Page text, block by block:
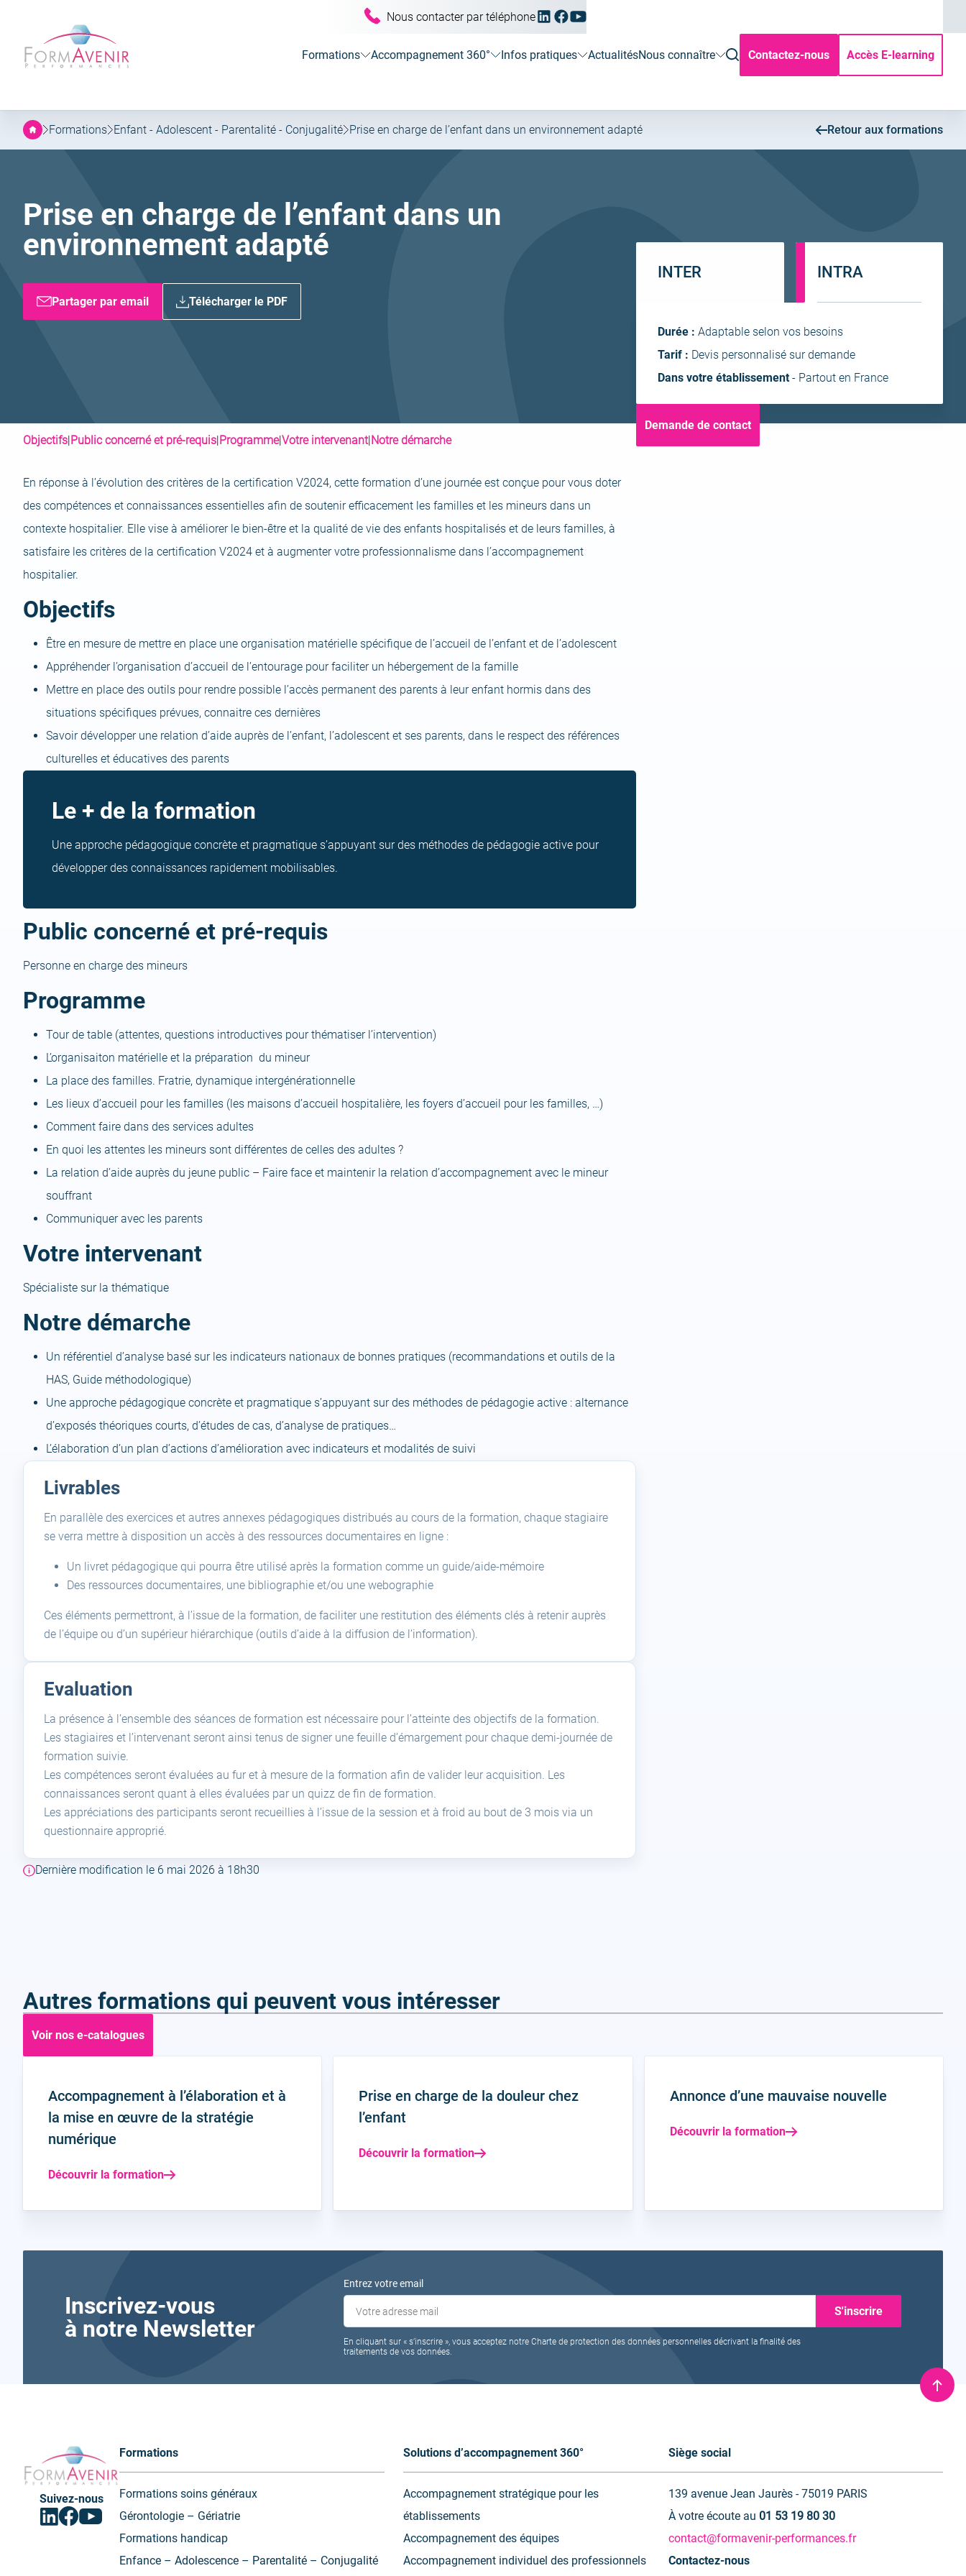
menu
principal
contenu
Formavenir
Performances
Nous contacter par téléphone
Linkedin
(ouvrir
vers
nouvel
Facebook
(ouvrir
vers
nouvel
Youtube
un
nouvel
Formations Accompagnement 360° Infos pratiques ActualitésNous connaître
ouvrirContactez-nous Accès E-learning
Formations Enfant - Adolescent - Parentalité - Conjugalité Prise en charge de l’enfant dans un environnement adapté Retour aux formations
Prise en charge de l’enfant dans un
environnement adapté
Partager par email Télécharger le PDF
Objectifs|Public concerné et pré-requis|Programme|Votre intervenant|Notre démarche
En réponse à l’évolution des critères de la certification V2024, cette formation d’une journée est conçue pour vous doter
des compétences et connaissances essentielles afin de soutenir efficacement les familles et les mineurs dans un
contexte hospitalier. Elle vise à améliorer le bien-être et la qualité de vie des enfants hospitalisés et de leurs familles, à
satisfaire les critères de la certification V2024 et à augmenter votre professionnalisme dans l’accompagnement
hospitalier.
Objectifs
Être en mesure de mettre en place une organisation matérielle spécifique de l’accueil de l’enfant et de l’adolescent
Appréhender l’organisation d’accueil de l’entourage pour faciliter un hébergement de la famille
Mettre en place des outils pour rendre possible l’accès permanent des parents à leur enfant hormis dans des
situations spécifiques prévues, connaitre ces dernières
Savoir développer une relation d’aide auprès de l’enfant, l’adolescent et ses parents, dans le respect des références
culturelles et éducatives des parents
Le + de la formation
Une approche pédagogique concrète et pragmatique s’appuyant sur des méthodes de pédagogie active pour
développer des connaissances rapidement mobilisables.
Public concerné et pré-requis
Personne en charge des mineurs
Programme
Tour de table (attentes, questions introductives pour thématiser l’intervention)
L’organisaiton matérielle et la préparation du mineur
La place des familles. Fratrie, dynamique intergénérationnelle
Les lieux d’accueil pour les familles (les maisons d’accueil hospitalière, les foyers d’accueil pour les familles, …)
Comment faire dans des services adultes
En quoi les attentes les mineurs sont différentes de celles des adultes ?
La relation d’aide auprès du jeune public – Faire face et maintenir la relation d’accompagnement avec le mineur
souffrant
Communiquer avec les parents
Votre intervenant
Spécialiste sur la thématique
Notre démarche
Un référentiel d’analyse basé sur les indicateurs nationaux de bonnes pratiques (recommandations et outils de la
HAS, Guide méthodologique)
Une approche pédagogique concrète et pragmatique s’appuyant sur des méthodes de pédagogie active : alternance
d’exposés théoriques courts, d’études de cas, d’analyse de pratiques…
L’élaboration d’un plan d’actions d’amélioration avec indicateurs et modalités de suivi
Livrables
En parallèle des exercices et autres annexes pédagogiques distribués au cours de la formation, chaque stagiaire
se verra mettre à disposition un accès à des ressources documentaires en ligne :
Un livret pédagogique qui pourra être utilisé après la formation comme un guide/aide-mémoire
Des ressources documentaires, une bibliographie et/ou une webographie
Ces éléments permettront, à l’issue de la formation, de faciliter une restitution des éléments clés à retenir auprès
de l’équipe ou d’un supérieur hiérarchique (outils d’aide à la diffusion de l’information).
Evaluation
La présence à l’ensemble des séances de formation est nécessaire pour l’atteinte des objectifs de la formation.
Les stagiaires et l’intervenant seront ainsi tenus de signer une feuille d’émargement pour chaque demi-journée de
formation suivie.
Les compétences seront évaluées au fur et à mesure de la formation afin de valider leur acquisition. Les
connaissances seront quant à elles évaluées par un quizz de fin de formation.
Les appréciations des participants seront recueillies à l’issue de la session et à froid au bout de 3 mois via un
questionnaire approprié.
INTER INTRA
IntraDurée :Adaptable selon vos besoins
Tarif : Devis personnalisé sur demande
Dans votre établissement- Partout en France
Demande de contact
Dernière modification le 6 mai 2026 à 18h30
Autres formations qui peuvent vous intéresser
Voir nos e-catalogues
Accompagnement à l’élaboration et à
la mise en œuvre de la stratégie
numérique
Découvrir la formation
Prise en charge de la douleur chez
l’enfant
Découvrir la formation
Annonce d’une mauvaise nouvelle
Découvrir la formation
Inscrivez-vous
à notre Newsletter
Entrez votre email
En cliquant sur « s’inscrire », vous acceptez notre Charte de protection des données personnelles décrivant la finalité des
traitements de vos données.
en
Formavenir
Performances
Suivez-nous
Linkedin
(ouvrir
Facebook
(ouvrir
Youtube
(ouvrir
vers
nouvel
Formations
Formations soins généraux
Gérontologie – Gériatrie
Formations handicap
Enfance – Adolescence – Parentalité – Conjugalité
Solutions d’accompagnement 360°
Accompagnement stratégique pour les
établissements
Accompagnement des équipes
Accompagnement individuel des professionnels
Siège social
139 avenue Jean Jaurès - 75019 PARIS
À votre écoute au 01 53 19 80 30
contact@formavenir-performances.fr
Contactez-nous